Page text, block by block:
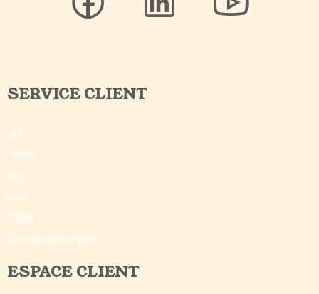
SERVICE CLIENT
FAQ
Contact
CGV
CGU
Crédits
©Outils du Coach 2018
ESPACE CLIENT